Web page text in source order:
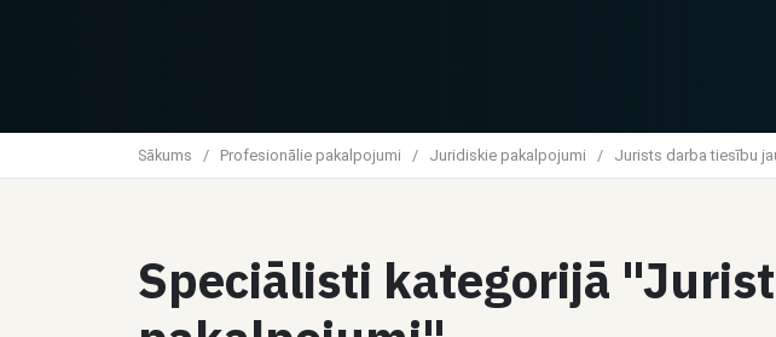
Sākums / Profesionālie pakalpojumi / Juridiskie pakalpojumi / Jurists darba tiesību
Speciālisti kategorijā